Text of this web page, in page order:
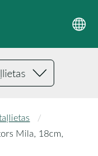
Mila, 18cm,